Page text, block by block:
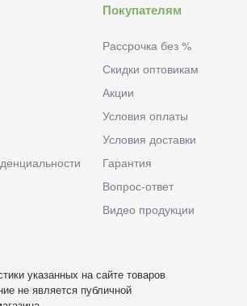
Покупателям
Рассрочка без %
Скидки оптовикам
Акции
Условия оплаты
Условия доставки
Гарантия
Вопрос-ответ
Видео продукции
указанных на сайте товаров
не является публичной